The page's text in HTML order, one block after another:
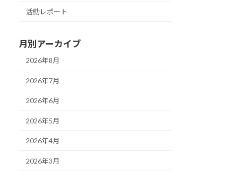
活動レポート
月別アーカイブ
2026年8月
2026年7月
2026年6月
2026年5月
2026年4月
2026年3月